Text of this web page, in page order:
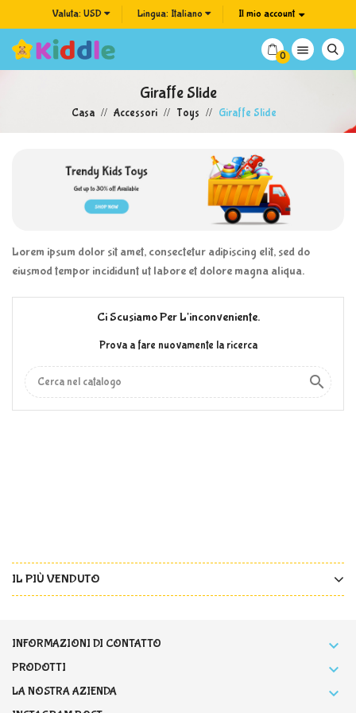
Valuta: USD Lingua: Italiano Il mio account
0 
Giraffe Slide
Casa Accessori Toys Giraffe Slide
Lorem ipsum dolor sit amet, consectetur adipiscing elit, sed do
eiusmod tempor incididunt ut labore et dolore magna aliqua.
Ci Scusiamo Per L'inconveniente.
Prova a fare nuovamente la ricerca

IL PIÙ VENDUTO
INFORMAZIONI DI CONTATTO 
PRODOTTI 
LA NOSTRA AZIENDA 